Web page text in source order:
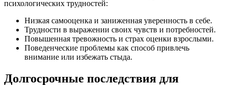
психологических трудностей:
Низкая самооценка и заниженная уверенность в себе.
Трудности в выражении своих чувств и потребностей.
Повышенная тревожность и страх оценки взрослыми.
Поведенческие проблемы как способ привлечь
внимание или избежать стыда.
Долгосрочные последствия для